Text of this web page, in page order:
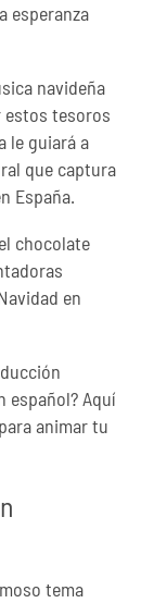
esperanza
navideña
estos tesoros
le guiará a
que captura
España.
chocolate
en
español? Aquí
animar tu
tema